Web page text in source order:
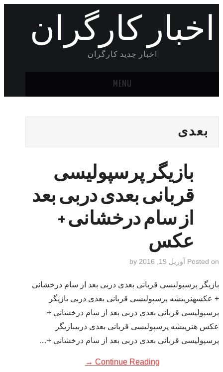
اخبار کارگران
اخبار جدید کارگران
MENU
بعدی
بازیگر پرسپولیسی
قربانی بعدی دربی بعد
از سام درخشانی +
عکس
Posted on آوریل 19, 2016
بازیگر پرسپولیسی قربانی بعدی دربی بعد از سام درخشانی
+ عکسهنرپیشه پرسپولیسی قربانی بعدی دربی بازیگر
پرسپولیسی قربانی بعدی دربی بعد از سام درخشانی +
عکس هنرپیشه پرسپولیسی قربانی بعدی دربیبازیگر
پرسپولیسی قربانی بعدی دربی بعد از سام درخشانی +…
Continue Reading
→